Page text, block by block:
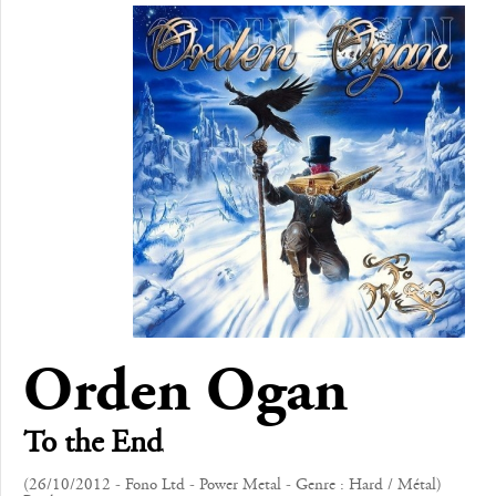
Orden Ogan
To the End
(26/10/2012 - Fono Ltd - Power Metal - Genre : Hard / Métal)